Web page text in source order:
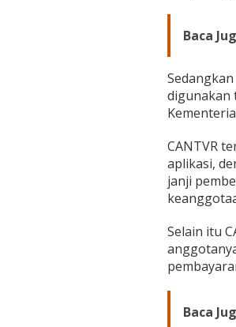
Baca
digunakan
CANTVR
aplikasi,
janji
Selain itu
Baca